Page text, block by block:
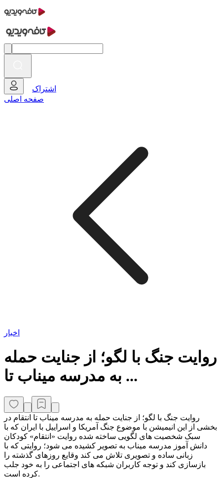
اشتراک
صفحه اصلی
اخبار
روایت جنگ با لگو؛ از جنایت حمله
به مدرسه میناب تا ...
روایت جنگ با لگو؛ از جنایت حمله به مدرسه میناب تا انتقام در
بخشی از این انیمیشن با موضوع جنگ آمریکا و اسراییل با ایران که با
سبک شخصیت های لگویی ساخته شده روایت «انتقام» کودکان
دانش آموز مدرسه میناب به تصویر کشیده می شود؛ روایتی که با
زبانی ساده و تصویری تلاش می کند وقایع روزهای گذشته را
بازسازی کند و توجه کاربران شبکه های اجتماعی را به خود جلب
کرده است.